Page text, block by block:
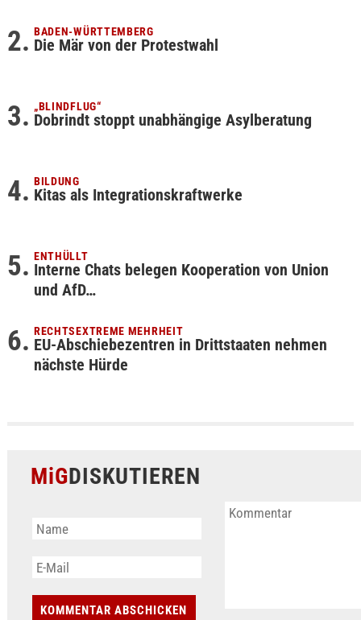
BADEN-WÜRTTEMBERG
Die Mär von der Protestwahl
„BLINDFLUG“
Dobrindt stoppt unabhängige Asylberatung
BILDUNG
Kitas als Integrationskraftwerke
ENTHÜLLT
Interne Chats belegen Kooperation von Union
und AfD…
RECHTSEXTREME MEHRHEIT
EU-Abschiebezentren in Drittstaaten nehmen
nächste Hürde
MiGDISKUTIEREN